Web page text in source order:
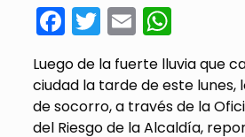
Facebook
Twitter
Email
Luego de la fuerte lluvia que
ciudad la tarde de este lunes,
de socorro, a través de la
del Riesgo de la Alcaldía,